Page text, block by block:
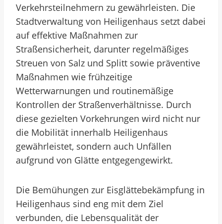
Verkehrsteilnehmern zu gewährleisten. Die
Stadtverwaltung von Heiligenhaus setzt dabei
auf effektive Maßnahmen zur
Straßensicherheit, darunter regelmäßiges
Streuen von Salz und Splitt sowie präventive
Maßnahmen wie frühzeitige
Wetterwarnungen und routinemäßige
Kontrollen der Straßenverhältnisse. Durch
diese gezielten Vorkehrungen wird nicht nur
die Mobilität innerhalb Heiligenhaus
gewährleistet, sondern auch Unfällen
aufgrund von Glätte entgegengewirkt.
Die Bemühungen zur Eisglättebekämpfung in
Heiligenhaus sind eng mit dem Ziel
verbunden, die Lebensqualität der